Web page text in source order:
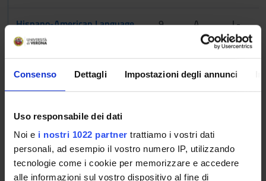
Consenso Dettagli Impostazioni degli annunci
Uso responsabile dei dati
Noi e i nostri 1022 partner trattiamo i vostri dati
personali, ad esempio il vostro numero IP, utilizzando
tecnologie come i cookie per memorizzare e accedere
alle informazioni sul vostro dispositivo al fine di
Hispano-American Language
and Literature
9 A
L-
LIN/06
Literature of English-
9 A
L-
Modern and Contemporary
Russian Literature
Russian Literature II 9 A
L-